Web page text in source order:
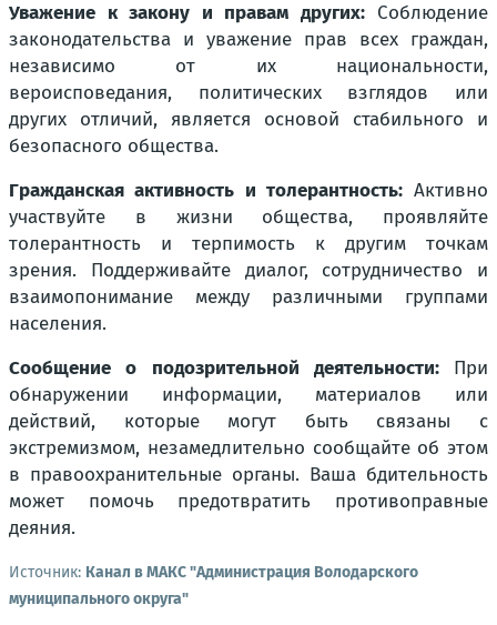
Уважение к закону и правам других:Соблюдение
законодательства и уважение прав всех граждан,
независимо от их национальности,
вероисповедания, политических взглядов или
других отличий, является основой стабильного и
безопасного общества.
Гражданская активность и толерантность:Активно
участвуйте в жизни общества, проявляйте
толерантность и терпимость к другим точкам
зрения. Поддерживайте диалог, сотрудничество и
взаимопонимание между различными группами
населения.
Сообщение о подозрительной деятельности: При
обнаружении информации, материалов или
действий, которые могут быть связаны с
экстремизмом, незамедлительно сообщайте об этом
в правоохранительные органы. Ваша бдительность
может помочь предотвратить противоправные
деяния.
Источник: Канал в МАКС "Администрация Володарского
муниципального округа"